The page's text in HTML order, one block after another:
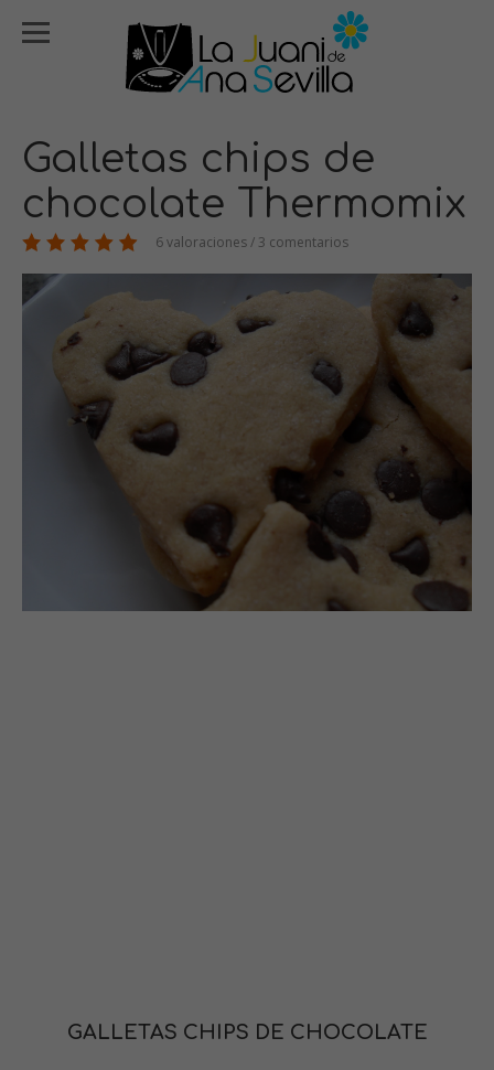
Galletas chips de
chocolate Thermomix
6 valoraciones / 3 comentarios
GALLETAS CHIPS DE CHOCOLATE